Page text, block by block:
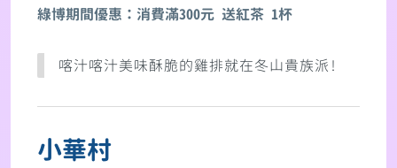
綠博期間優惠：消費滿300元 送紅茶 1杯
喀汁喀汁美味酥脆的雞排就在冬山貴族派!
小華村